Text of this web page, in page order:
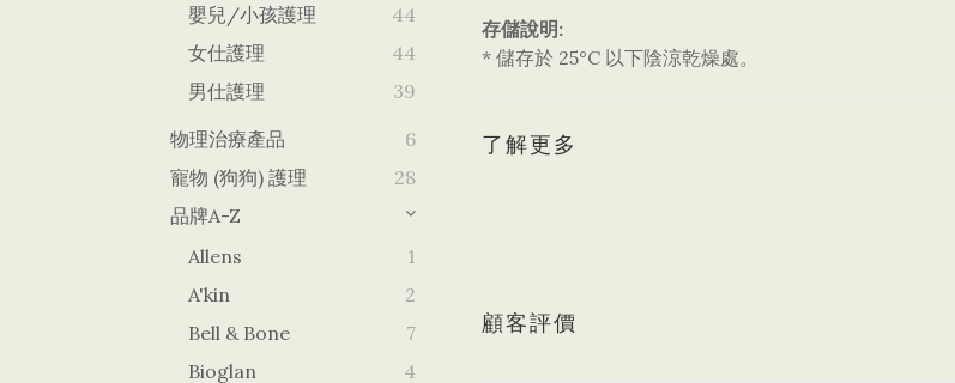
嬰兒/小孩護理
44
女仕護理
44
男仕護理
39
物理治療產品
6
寵物 (狗狗) 護理
28
品牌A-Z
Allens
1
A'kin
2
Bell & Bone
7
Bioglan
4
存儲說明:
* 儲存於 25°C 以下陰涼乾燥處。
了解更多
顧客評價